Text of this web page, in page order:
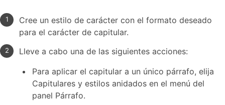
Cree un estilo de carácter con el formato deseado
para el carácter de capitular.
Lleve a cabo una de las siguientes acciones:
Para aplicar el capitular a un único párrafo, elija
Capitulares y estilos anidados en el menú del
panel Párrafo.